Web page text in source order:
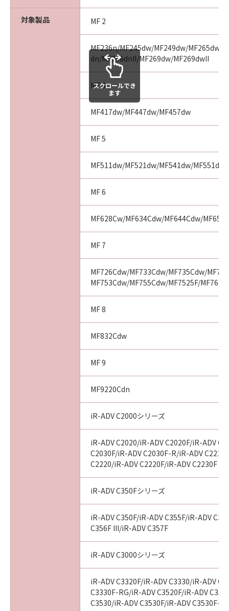
対象製品 MF 2
MF236n/MF245dw/MF249dw/MF265dw/
dn/MF266dnII/MF269dw/MF269dwII
MF 4
MF417dw/MF447dw/MF457dw
MF 5
MF511dw/MF521dw/MF541dw/MF551dw
MF 6
MF628Cw/MF634Cdw/MF644Cdw/
MF 7
MF726Cdw/MF733Cdw/MF735Cdw/
MF753Cdw/MF755Cdw/MF7525F/
MF 8
MF832Cdw
MF 9
MF9220Cdn
iR-ADV C2000シリーズ
iR-ADV C2020/iR-ADV C2020F/iR-ADV
C2030F/iR-ADV C2030F-R/iR-ADV
C2220/iR-ADV C2220F/iR-ADV C2230F
iR-ADV C350Fシリーズ
iR-ADV C350F/iR-ADV C355F/iR-ADV
C356F III/iR-ADV C357F
iR-ADV C3000シリーズ
iR-ADV C3320F/iR-ADV C3330/iR-ADV
C3330F-RG/iR-ADV C3520F/iR-ADV
C3530/iR-ADV C3530F/iR-ADV C3530F-
スクロールでき
ます